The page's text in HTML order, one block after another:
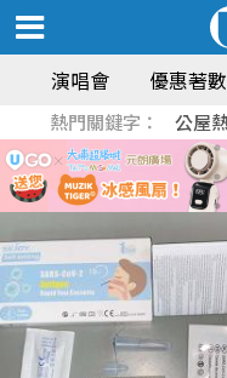
演唱會 優惠著數
熱門關鍵字： 公屋